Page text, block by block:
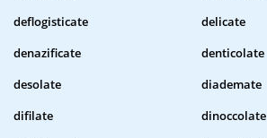
deflogisticate
delicate
denazificate
denticolate
desolate
diademate
difilate
dinoccolate